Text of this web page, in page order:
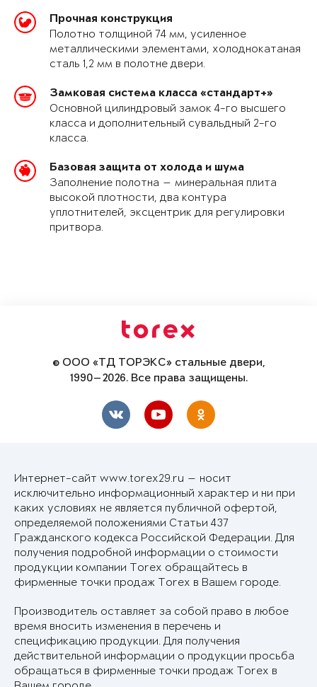
Прочная конструкция
Полотно толщиной 74 мм, усиленное
металлическими элементами, холоднокатаная
сталь 1,2 мм в полотне двери.
Замковая система класса «стандарт+»
Основной цилиндровый замок 4-го высшего
класса и дополнительный сувальдный 2-го
класса.
Базовая защита от холода и шума
Заполнение полотна — минеральная плита
высокой плотности, два контура
уплотнителей, эксцентрик для регулировки
притвора.
© ООО «ТД ТОРЭКС» стальные двери,
1990—2026. Все права защищены.
Интернет-сайт www.torex29.ru — носит
исключительно информационный характер и ни при
каких условиях не является публичной офертой,
определяемой положениями Статьи 437
Гражданского кодекса Российской Федерации. Для
получения подробной информации о стоимости
продукции компании Torex обращайтесь в
фирменные точки продаж Torex в Вашем городе.
Производитель оставляет за собой право в любое
время вносить изменения в перечень и
спецификацию продукции. Для получения
действительной информации о продукции просьба
обращаться в фирменные точки продаж Torex в